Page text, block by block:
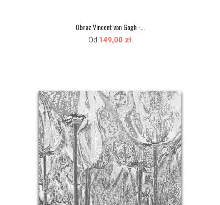
Obraz Vincent van Gogh -...
Od 149,00 zł